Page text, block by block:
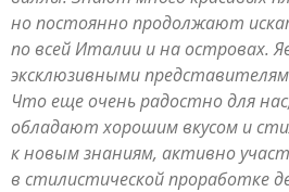
но постоянно продолжают
по всей Италии и на островах.
эксклюзивными
Что еще очень радостно для
обладают хорошим вкусом и
к новым знаниям, активно
в стилистической проработке